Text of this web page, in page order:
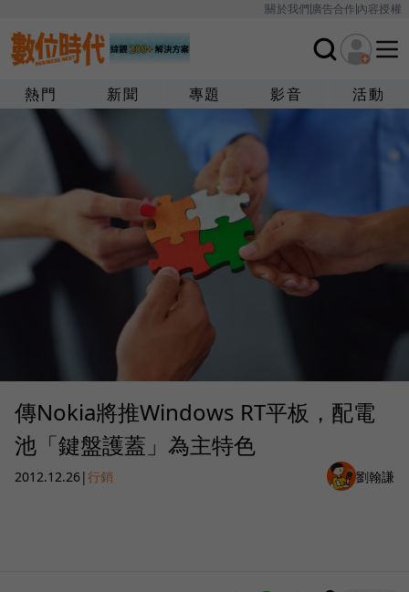
關於我們廣告合作內容授權
熱門 新聞 專題 影音 活動
傳Nokia將推Windows RT平板，配電
池「鍵盤護蓋」為主特色
2012.12.26|行銷 劉翰謙